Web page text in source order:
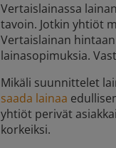
Vertaislainassa
tavoin. Jotkin yhtiöt
Vertaislainan
lainasopimuksia.
Mikäli suunnittelet
saada lainaa
yhtiöt perivät
korkeiksi.